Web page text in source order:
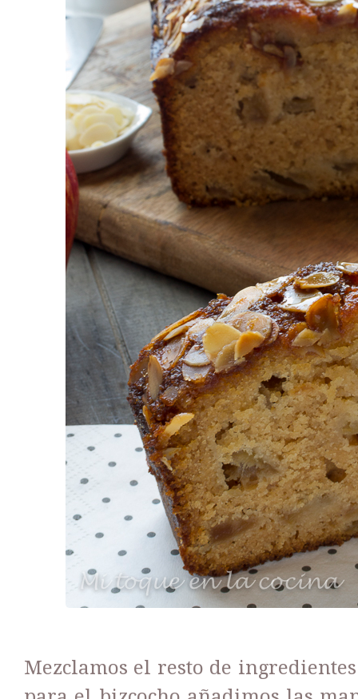
Mezclamos el resto de